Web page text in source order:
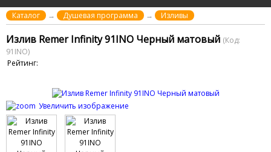
Каталог → Душевая программа → Изливы
Излив Remer Infinity 91INO Черный матовый (Код:
91INO)
Рейтинг:
Увеличить изображение